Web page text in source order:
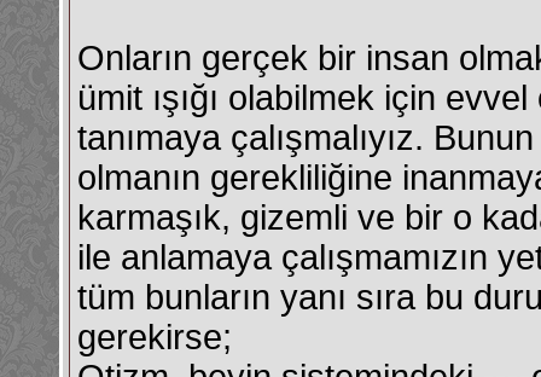
Onların gerçek bir insan
ümit ışığı olabilmek için evvel
tanımaya çalışmalıyız.
olmanın gerekliliğine
karmaşık, gizemli ve bir o
ile anlamaya çalışmamızın
tüm bunların yanı sıra bu
gerekirse;